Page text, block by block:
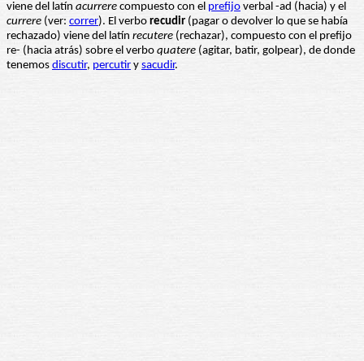
viene del latín acurrere compuesto con el prefijo verbal -ad (hacia) y el
currere (ver: correr). El verbo recudir (pagar o devolver lo que se había
rechazado) viene del latín recutere (rechazar), compuesto con el prefijo
re- (hacia atrás) sobre el verbo quatere (agitar, batir, golpear), de donde
tenemos discutir, percutir y sacudir.